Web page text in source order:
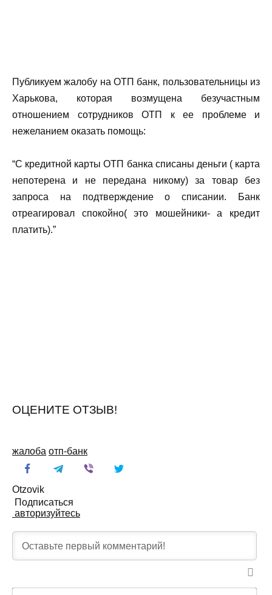
Публикуем жалобу на ОТП банк, пользовательницы из
Харькова, которая возмущена безучастным
отношением сотрудников ОТП к ее проблеме и
нежеланием оказать помощь:
“С кредитной карты ОТП банка списаны деньги ( карта
непотерена и не передана никому) за товар без
запроса на подтверждение о списании. Банк
отреагировал спокойно( это мошейники- а кредит
платить).”
ОЦЕНИТЕ ОТЗЫВ!
жалоба отп-банк
Otzovik
Подписаться
авторизуйтесь
И